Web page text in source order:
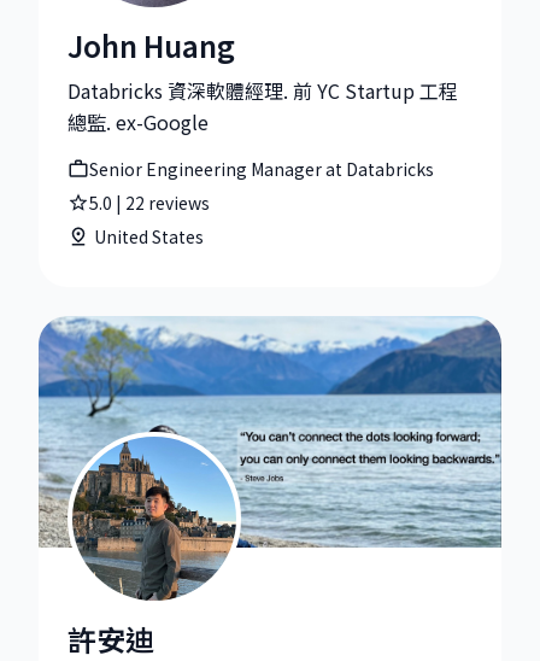
John Huang|Senior Engineering Manager at
John Huang
Databricks 資深軟體經理. 前 YC Startup 工程
總監. ex-Google
Senior Engineering Manager at Databricks
5.0 | 22 reviews
United States
許安迪|Staff Panel Process and Equipment Engineer
許安迪